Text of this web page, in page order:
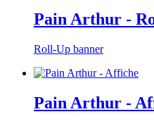
Pain Arthur -
Roll-Up banner
Pain Arthur -